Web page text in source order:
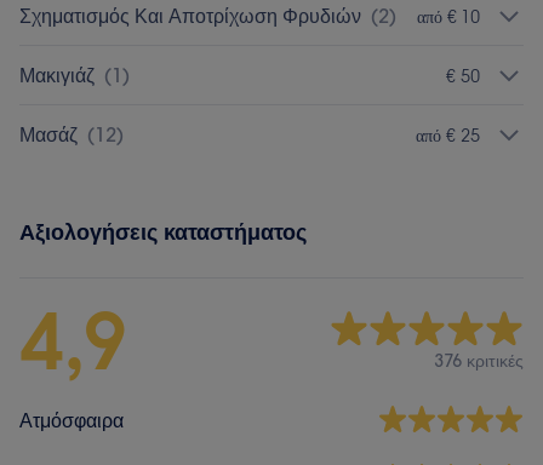
Σχηματισμός Και Αποτρίχωση Φρυδιών (2) από € 10
Μακιγιάζ (1) € 50
Μασάζ (12) από € 25
Αξιολογήσεις καταστήματος
4,9 376 κριτικές
Ατμόσφαιρα